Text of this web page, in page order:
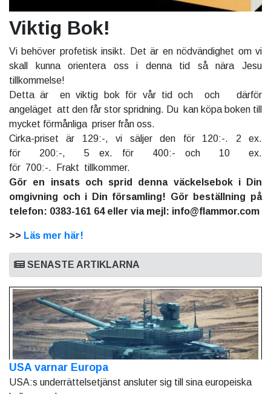
Viktig Bok!
Vi behöver profetisk insikt. Det är en nödvändighet om vi
skall kunna orientera oss i denna tid så nära Jesu
tillkommelse!
Detta är en viktig bok för vår tid och och därför
angeläget att den får stor spridning. Du kan köpa boken till
mycket förmånliga priser från oss.
Cirka-priset är 129:-, vi säljer den för 120:-. 2 ex.
för 200:-, 5 ex. för 400:- och 10 ex.
för 700:-. Frakt tillkommer.
Gör en insats och sprid denna väckelsebok i Din
omgivning och i Din församling! Gör beställning på
telefon: 0383-161 64 eller via mejl: info@flammor.com
>> Läs mer här!
SENASTE ARTIKLARNA
USA varnar Europa
USA:s underrättelsetjänst ansluter sig till sina europeiska